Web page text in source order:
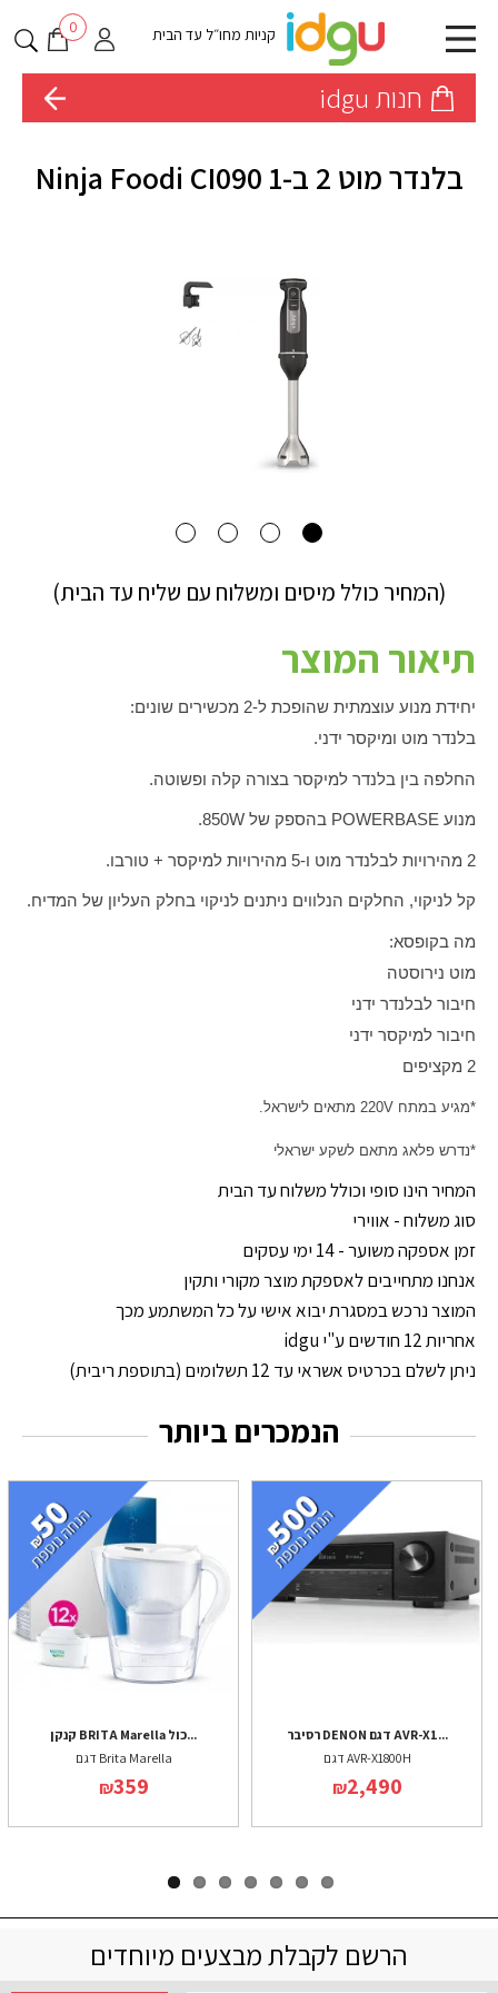
קניות מחו״ל עד הבית 0
חנות idgu
בלנדר מוט 2 ב-1 Ninja Foodi CI090
(המחיר כולל מיסים ומשלוח עם שליח עד הבית)
תיאור המוצר
יחידת מנוע עוצמתית שהופכת ל-2 מכשירים שונים:
בלנדר מוט ומיקסר ידני.
החלפה בין בלנדר למיקסר בצורה קלה ופשוטה.
מנוע POWERBASE בהספק של 850W
.
2 מהירויות לבלנדר מוט ו-5 מהירויות למיקסר + טורבו.
קל לניקוי, החלקים הנלווים ניתנים לניקוי בחלק העליון של המדיח.
מה בקופסא:
מוט נירוסטה
חיבור לבלנדר ידני
חיבור למיקסר ידני
2 מקציפים
*מגיע במתח 220V מתאים לישראל.
*נדרש פלאג מתאם לשקע ישראלי
המחיר הינו סופי וכולל משלוח עד הבית
סוג משלוח - אווירי
זמן אספקה משוער - 14 ימי עסקים
אנחנו מתחייבים לאספקת מוצר מקורי ותקין
המוצר נרכש במסגרת יבוא אישי על כל המשתמע מכך
אחריות 12 חודשים ע"י idgu
ניתן לשלם בכרטיס אשראי עד 12 תשלומים (בתוספת ריבית)
הנמכרים ביותר
קנקן BRITA Marella כול...
דגם Brita Marella
₪359
רסיבר DENON דגם AVR-X1...
דגם AVR-X1800H
₪2,490
הרשם לקבלת מבצעים מיוחדים